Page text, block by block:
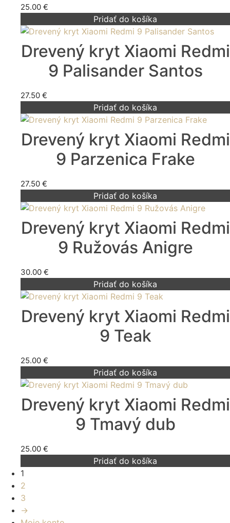
25.00 €
Pridať do košíka
Drevený kryt Xiaomi Redmi
9 Palisander Santos
27.50 €
Pridať do košíka
Drevený kryt Xiaomi Redmi
9 Parzenica Frake
27.50 €
Pridať do košíka
Drevený kryt Xiaomi Redmi
9 Ružovás Anigre
30.00 €
Pridať do košíka
Drevený kryt Xiaomi Redmi
9 Teak
25.00 €
Pridať do košíka
Drevený kryt Xiaomi Redmi
9 Tmavý dub
25.00 €
Pridať do košíka
1
2
3
→